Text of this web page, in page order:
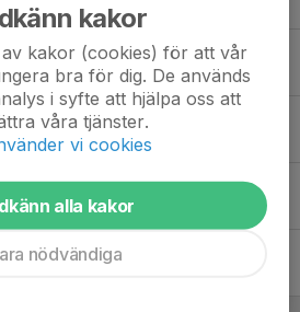
kakor
kakor (cookies) för att vår
bra för dig. De används
i syfte att hjälpa oss att
våra tjänster.
vi cookies
alla kakor
nödvändiga